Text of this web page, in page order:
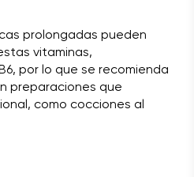
prolongadas pueden
vitaminas,
por lo que se recomienda
preparaciones que
como cocciones al